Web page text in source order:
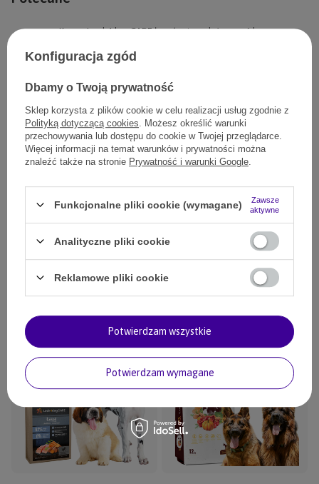
Karma Look4dog CARE łosoś pstrąg duża rasa 6 kg
246,00 zł
19800 pkt.
Sucha karma Look4dog CARE Indyk duże rasy 2 kg
75,00 zł
31989pkt.
Klasyka indyk żurawina i bataty duża rasa
170,00 zł
337,00 zł
(Zniżka 2%)
31989pkt.
Twój pies to polubi
Konfiguracja zgód
Dbamy o Twoją prywatność
Sklep korzysta z plików cookie w celu realizacji usług zgodnie z
Polityką dotyczącą cookies . Możesz określić warunki
przechowywania lub dostępu do cookie w Twojej przeglądarce.
Więcej informacji na temat warunków i prywatności można
znaleźć także na stronie Prywatność i warunki Google
Funkcjonalne pliki cookie (wymagane)
Zawsze
aktywne
Analityczne pliki cookie
Reklamowe pliki cookie
Potwierdzam wymagane
Potwierdzam wszystkie